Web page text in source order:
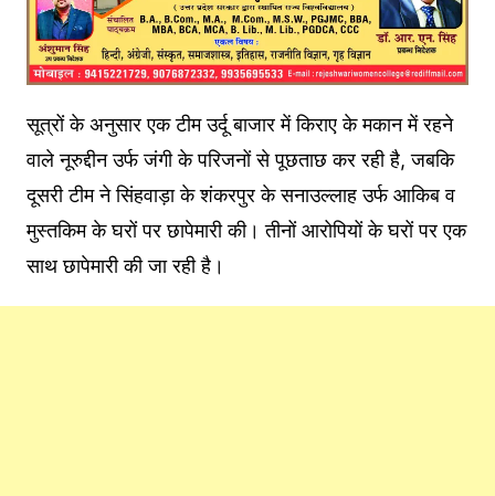
सूत्रों के अनुसार एक टीम उर्दू बाजार में किराए के मकान में रहने
वाले नूरुद्दीन उर्फ ​​जंगी के परिजनों से पूछताछ कर रही है, जबकि
दूसरी टीम ने सिंहवाड़ा के शंकरपुर के सनाउल्लाह उर्फ ​​आकिब व
मुस्तकिम के घरों पर छापेमारी की। तीनों आरोपियों के घरों पर एक
साथ छापेमारी की जा रही है।